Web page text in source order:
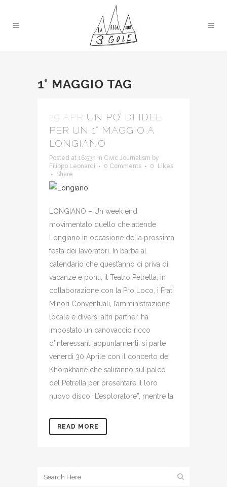
1° MAGGIO TAG
29 APR UN PO’ DI IDEE
PER UN 1° MAGGIO A
LONGIANO
Posted at 16:53h in Civic Journalism by
Filippo Leonardi
0 Comments 0
Likes
Share
LONGIANO – Un week end
movimentato quello che attende
Longiano in occasione della prossima
festa dei lavoratori. In barba al
calendario che quest’anno ci priva di
vacanze e ponti, il Teatro Petrella, in
collaborazione con la Pro Loco, i Frati
Minori Conventuali, l’amministrazione
locale e diversi altri partner, ha
impostato un canovaccio ricco
d’interessanti appuntamenti: si parte
venerdì 30 Aprile con il concerto dei
Khorakhanè che saliranno sul palco
del Petrella per presentare il loro
nuovo disco “L’esploratore”, mentre la
READ MORE